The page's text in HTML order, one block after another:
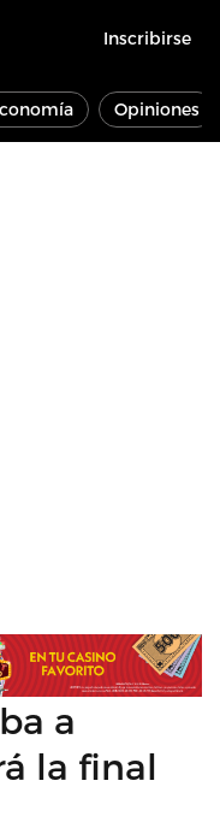
Inscribirse
Opiniones
a
la final